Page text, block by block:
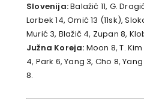
Slovenija:Balažič 11, G.
Lorbek 14, Omić 13 (11sk),
Murić 3, Blažič 4, Zupan 8,
Južna Koreja: Moon 8, T. Kim
4, Park 6, Yang 3, Cho 8,
8.